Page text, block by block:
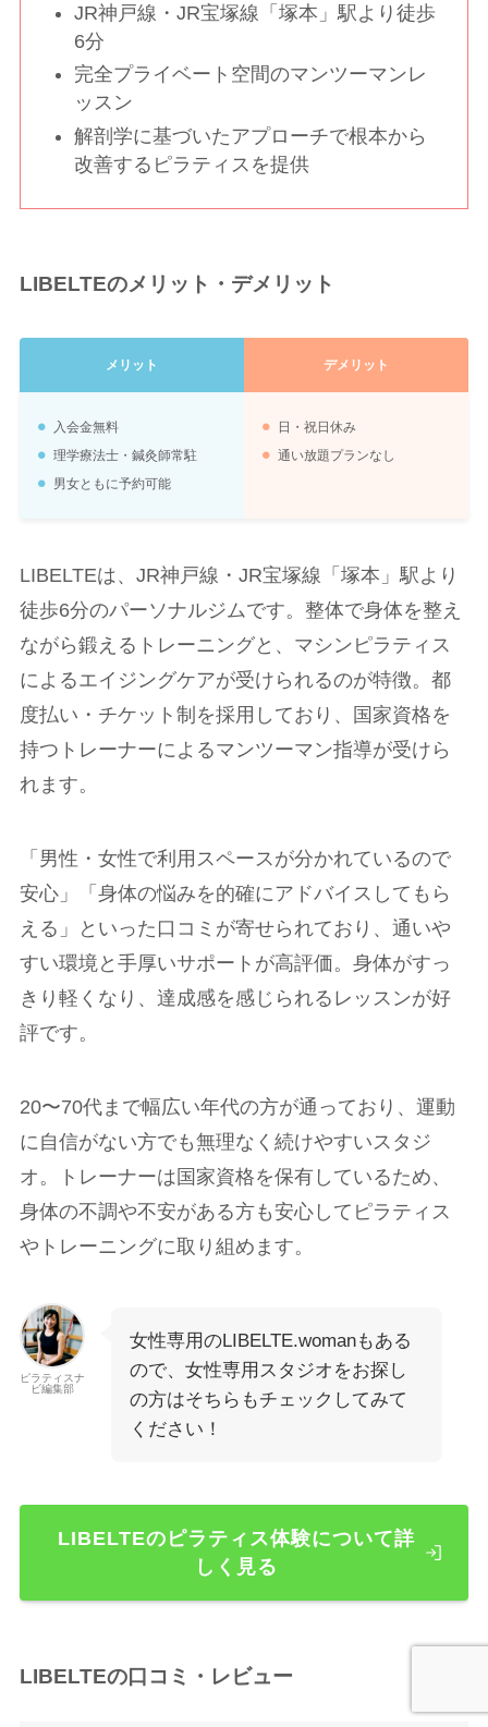
JR神戸線・JR宝塚線「塚本」駅より徒歩
6分
完全プライベート空間のマンツーマンレ
ッスン
解剖学に基づいたアプローチで根本から
改善するピラティスを提供
LIBELTEのメリット・デメリット
メリット デメリット
入会金無料
理学療法士・鍼灸師常駐
男女ともに予約可能
日・祝日休み
通い放題プランなし
LIBELTEは、JR神戸線・JR宝塚線「塚本」駅より
徒歩6分のパーソナルジムです。整体で身体を整え
ながら鍛えるトレーニングと、マシンピラティス
によるエイジングケアが受けられるのが特徴。都
度払い・チケット制を採用しており、国家資格を
持つトレーナーによるマンツーマン指導が受けら
れます。
「男性・女性で利用スペースが分かれているので
安心」「身体の悩みを的確にアドバイスしてもら
える」といった口コミが寄せられており、通いや
すい環境と手厚いサポートが高評価。身体がすっ
きり軽くなり、達成感を感じられるレッスンが好
評です。
20〜70代まで幅広い年代の方が通っており、運動
に自信がない方でも無理なく続けやすいスタジ
オ。トレーナーは国家資格を保有しているため、
身体の不調や不安がある方も安心してピラティス
やトレーニングに取り組めます。
ピラティスナ
ビ編集部
女性専用のLIBELTE.womanもある
ので、女性専用スタジオをお探し
の方はそちらもチェックしてみて
ください！
LIBELTEのピラティス体験について詳
しく見る
LIBELTEの口コミ・レビュー